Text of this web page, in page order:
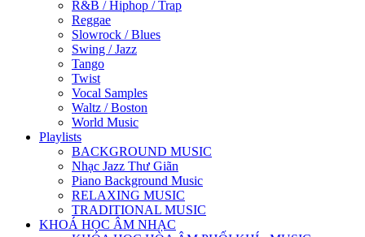
R&B / Hiphop / Trap
Reggae
Slowrock / Blues
Swing / Jazz
Tango
Twist
Vocal Samples
Waltz / Boston
World Music
Playlists
BACKGROUND MUSIC
Nhạc Jazz Thư Giãn
Piano Background Music
RELAXING MUSIC
TRADITIONAL MUSIC
KHOÁ HỌC ÂM NHẠC